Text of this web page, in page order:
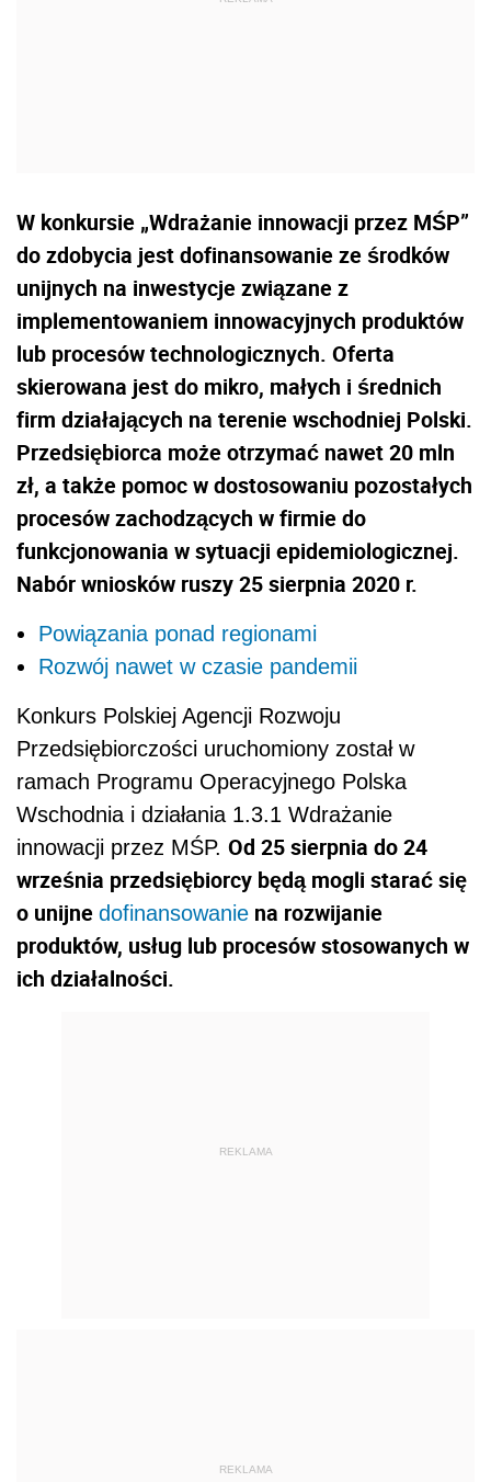
W konkursie „Wdrażanie innowacji przez MŚP”
do zdobycia jest dofinansowanie ze środków
unijnych na inwestycje związane z
implementowaniem innowacyjnych produktów
lub procesów technologicznych. Oferta
skierowana jest do mikro, małych i średnich
firm działających na terenie wschodniej Polski.
Przedsiębiorca może otrzymać nawet 20 mln
zł, a także pomoc w dostosowaniu pozostałych
procesów zachodzących w firmie do
funkcjonowania w sytuacji epidemiologicznej.
Nabór wniosków ruszy 25 sierpnia 2020 r.
Powiązania ponad regionami
Rozwój nawet w czasie pandemii
Konkurs Polskiej Agencji Rozwoju
Przedsiębiorczości uruchomiony został w
ramach Programu Operacyjnego Polska
Wschodnia i działania 1.3.1 Wdrażanie
innowacji przez MŚP. Od 25 sierpnia do 24
września przedsiębiorcy będą mogli starać się
o unijne dofinansowanie na rozwijanie
produktów, usług lub procesów stosowanych w
ich działalności.
REKLAMA
REKLAMA